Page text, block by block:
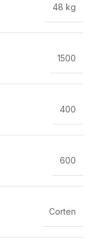
48 kg
1500
400
600
Corten